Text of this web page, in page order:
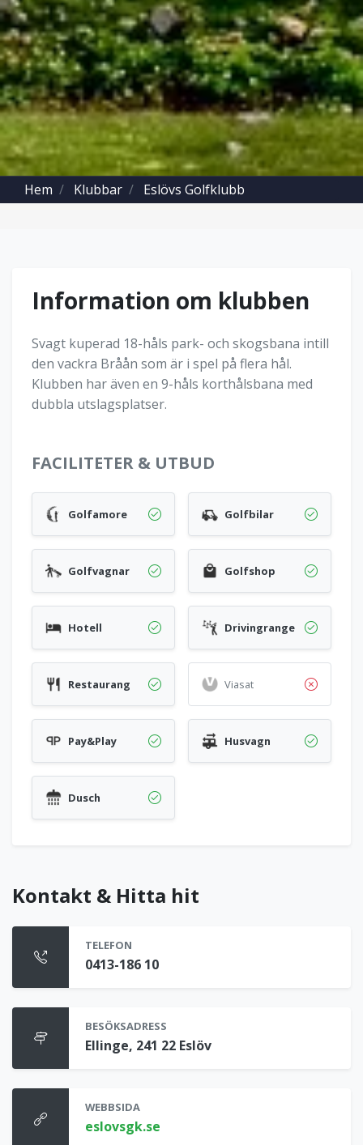
Hem Klubbar Eslövs Golfklubb
Information om klubben
Svagt kuperad 18-håls park- och skogsbana intill
den vackra Bråån som är i spel på flera hål.
Klubben har även en 9-håls korthålsbana med
dubbla utslagsplatser.
FACILITETER & UTBUD
Golfamore Golfbilar
Golfvagnar Golfshop
Hotell Drivingrange
Restaurang Viasat
Pay&Play Husvagn
Dusch
Kontakt & Hitta hit
TELEFON
0413-186 10
BESÖKSADRESS
Ellinge, 241 22 Eslöv
WEBBSIDA
eslovsgk.se